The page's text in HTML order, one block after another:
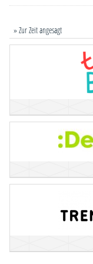
» Zur Zeit angesagt